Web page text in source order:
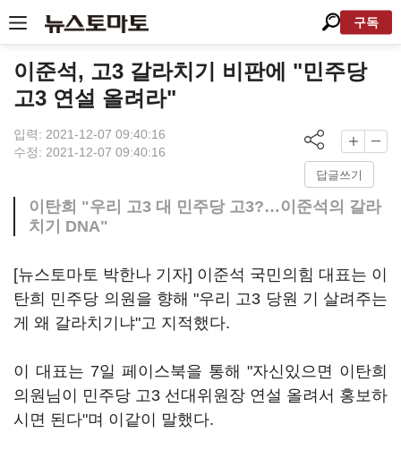
구독
이준석, 고3 갈라치기 비판에 "민주당
고3 연설 올려라"
입력: 2021-12-07 09:40:16
수정: 2021-12-07 09:40:16
답글쓰기
이탄희 "우리 고3 대 민주당 고3?…이준석의 갈라
치기 DNA"
[뉴스토마토 박한나 기자] 이준석 국민의힘 대표는 이
탄희 민주당 의원을 향해 "우리 고3 당원 기 살려주는
게 왜 갈라치기냐"고 지적했다.
이 대표는 7일 페이스북을 통해 "자신있으면 이탄희
의원님이 민주당 고3 선대위원장 연설 올려서 홍보하
시면 된다"며 이같이 말했다.